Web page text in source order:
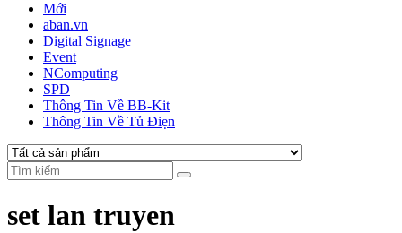
Mới
aban.vn
Digital Signage
Event
NComputing
SPD
Thông Tin Về BB-Kit
Thông Tin Về Tủ Điẹn
set lan truyen